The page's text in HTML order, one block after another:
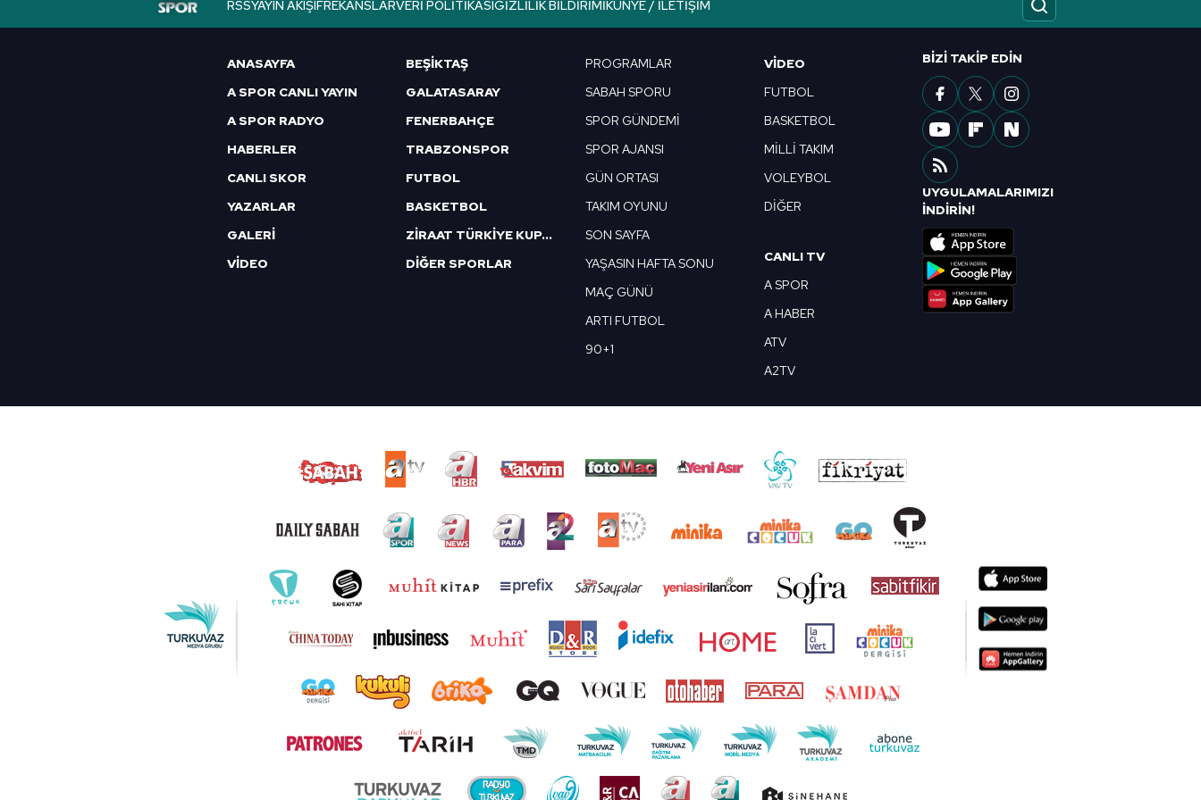
6698 sayılı Kişisel Verilerin Korunması Kanunu uyarınca hazırlanmış Aydınlatma Metnimizi okumak ve sitemizde ilgili
RSSYAYIN AKIŞIFREKANSLARVERI POLITIKASIGIZLILIK BILDIRIMIKÜNYE / İLETIŞIM
ANASAYFA
A SPOR CANLI YAYIN
A SPOR RADYO
HABERLER
CANLI SKOR
YAZARLAR
GALERİ
VİDEO
BEŞİKTAŞ
GALATASARAY
FENERBAHÇE
TRABZONSPOR
FUTBOL
BASKETBOL
ZİRAAT TÜRKİYE KUPASI
DİĞER SPORLAR
PROGRAMLAR
SABAH SPORU
SPOR GÜNDEMİ
SPOR AJANSI
GÜN ORTASI
TAKIM OYUNU
SON SAYFA
YAŞASIN HAFTA SONU
MAÇ GÜNÜ
ARTI FUTBOL
90+1
VIDEO
FUTBOL
BASKETBOL
MİLLİ TAKIM
VOLEYBOL
DİĞER
CANLI TV
A SPOR
A HABER
ATV
A2TV
BIZI TAKIP EDIN
UYGULAMALARIMIZI
İNDİRİN!